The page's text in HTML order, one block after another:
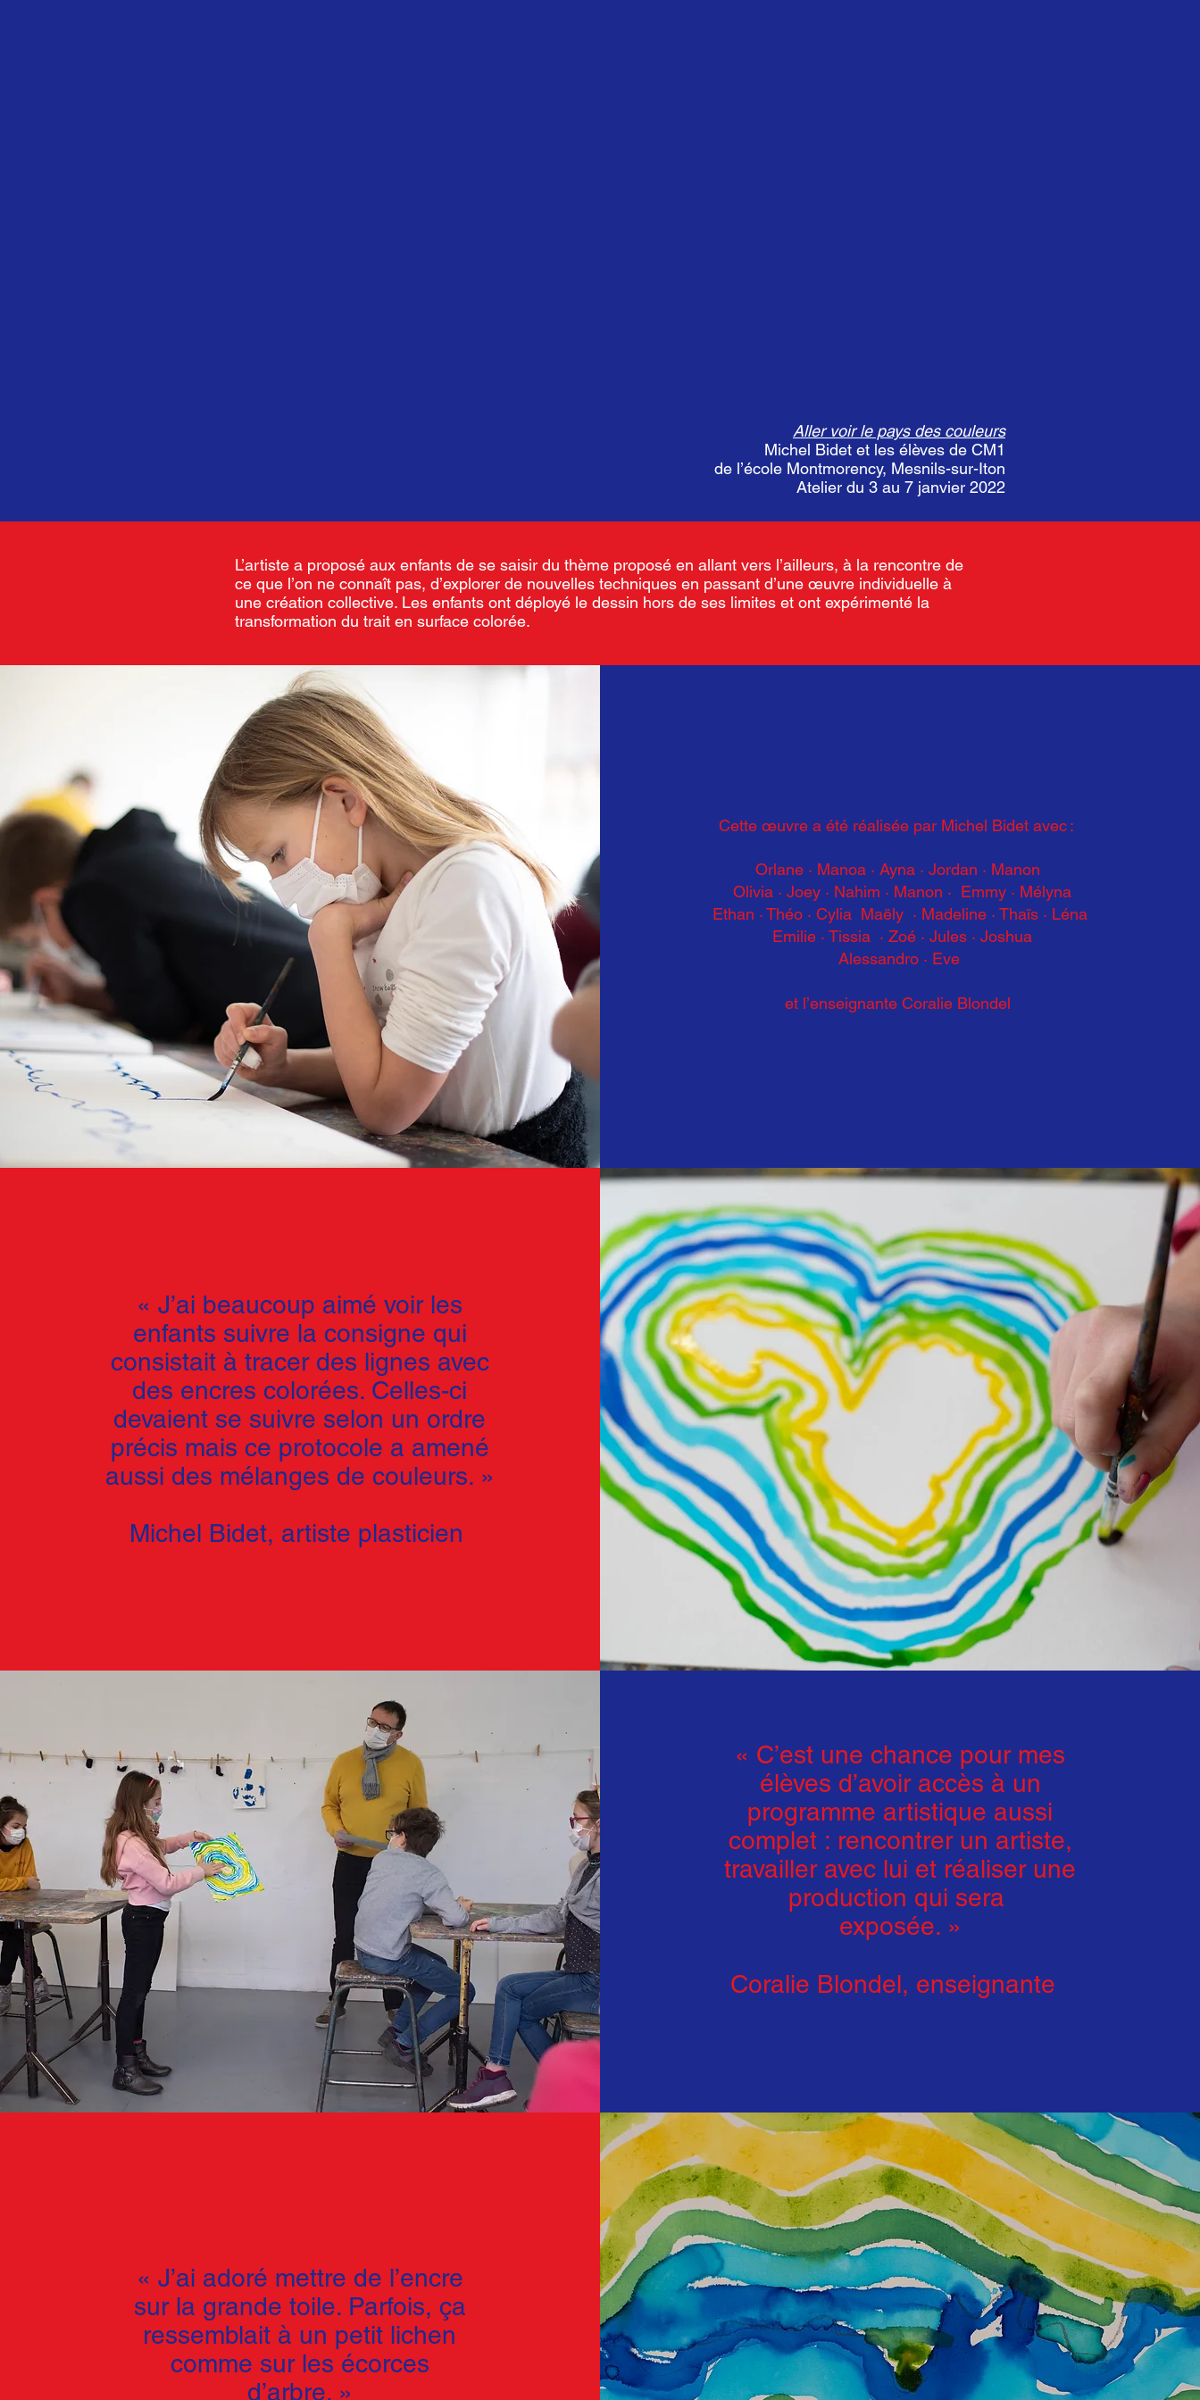
Aller voir le pays des couleurs
Michel Bidet et les élèves de CM1
de l’école Montmorency, Mesnils-sur-Iton
Atelier du 3 au 7 janvier 2022
L’artiste a proposé aux enfants de se saisir du thème proposé en allant vers l’ailleurs, à la rencontre de
ce que l’on ne connaît pas, d’explorer de nouvelles techniques en passant d’une œuvre individuelle à
une création collective. Les enfants ont déployé le dessin hors de ses limites et ont expérimenté la
transformation du trait en surface colorée.
Cette œuvre a été réalisée par Michel Bidet avec :
Orlane · Manoa · Ayna · Jordan · Manon
Olivia · Joey · Nahim · Manon · Emmy · Mélyna
Ethan ·Théo · Cylia Maëly · Madeline · Thaïs · Léna
Emilie · Tissia · Zoé · Jules · Joshua
Alessandro · Eve
et l’enseignante Coralie Blondel
« J’ai beaucoup aimé voir les
enfants suivre la consigne qui
consistait à tracer des lignes avec
des encres colorées. Celles-ci
devaient se suivre selon un ordre
précis mais ce protocole a amené
aussi des mélanges de couleurs. »
Michel Bidet, artiste plasticien
« C’est une chance pour mes
élèves d’avoir accès à un
programme artistique aussi
complet : rencontrer un artiste,
travailler avec lui et réaliser une
production qui sera
exposée. »
Coralie Blondel, enseignante
« J’ai adoré mettre de l’encre
sur la grande toile. Parfois, ça
ressemblait à un petit lichen
comme sur les écorces
d’arbre. »